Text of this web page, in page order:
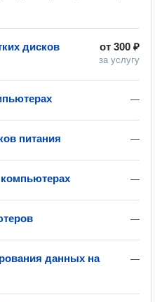
от 300 ₽
за услугу
дисков
—
—
питания
—
—
—
данных на